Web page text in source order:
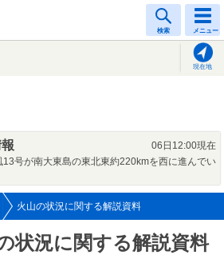
検索 メニュー
現在地
06日12:00現在
13号が南大東島の東北東約220kmを西に進んでい
火山の状況に関する解説資料
状況に関する解説資料